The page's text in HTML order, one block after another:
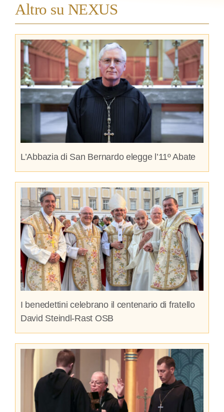
Altro su NEXUS
L’Abbazia di San Bernardo elegge l’11º Abate
I benedettini celebrano il centenario di fratello
David Steindl-Rast OSB